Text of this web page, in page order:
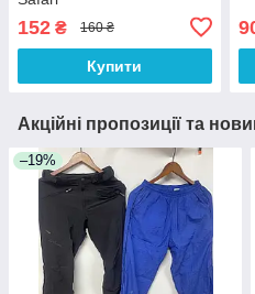
152 ₴ 160 ₴
Купити
Акційні пропозиції та
–19%